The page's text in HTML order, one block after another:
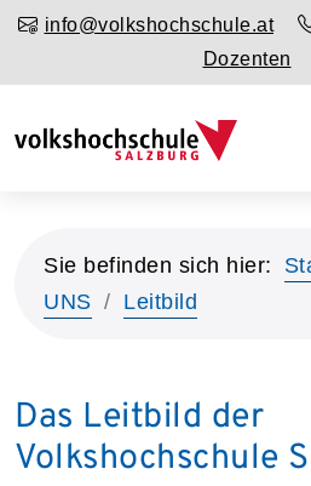
info@volkshochschule.at
Dozenten
Sie befinden sich hier:
UNS
Leitbild
Das Leitbild der
Volkshochschule